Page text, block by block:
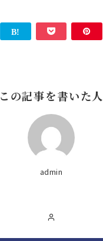
この記事を書いた人
admin